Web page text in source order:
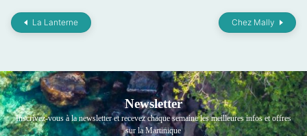
La Lanterne Chez Mally
Newsletter
Inscrivez-vous à la newsletter et recevez chaque semaine les meilleures infos et offres
sur la Martinique